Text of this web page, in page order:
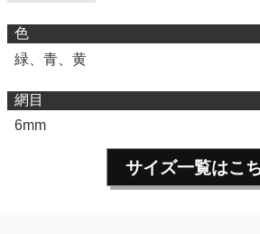
色
緑、青、黄
網目
6mm
サイズ一覧はこ